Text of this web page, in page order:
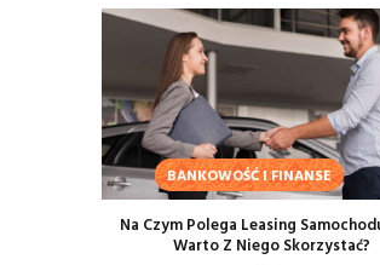
BANKOWOŚĆ I FINANSE
Na Czym Polega Leasing
Warto Z Niego Skorzystać?